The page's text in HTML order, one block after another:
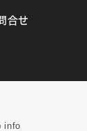
合せ
info